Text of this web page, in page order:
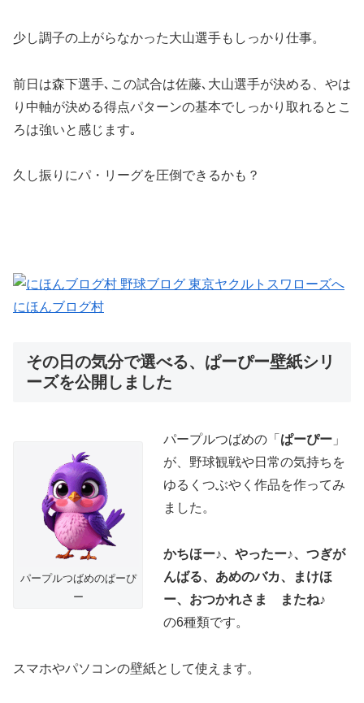
少し調子の上がらなかった大山選手もしっかり仕事。
前日は森下選手､この試合は佐藤､大山選手が決める、やは
り中軸が決める得点パターンの基本でしっかり取れるとこ
ろは強いと感じます｡
久し振りにパ・リーグを圧倒できるかも？
にほんブログ村
その日の気分で選べる、ぱーぴー壁紙シリ
ーズを公開しました
パープルつばめのぱーぴ
ー
パープルつばめの「 ぱーぴー 」
が、野球観戦や日常の気持ちを
ゆるくつぶやく作品を作ってみ
ました。
かちほー♪、やったー♪、つぎが
んばる、あめのバカ、まけほ
ー、おつかれさま またね♪
の6種類です。
スマホやパソコンの壁紙として使えます。